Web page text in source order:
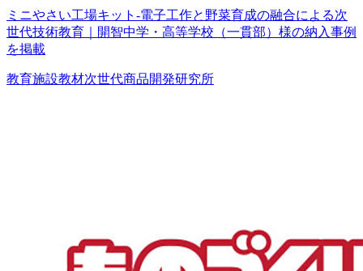
ミニやさい工場キット-電子工作と野菜育成の融合による次
世代技術教育｜開智中学・高等学校（一貫部）様の納入事例
を掲載
教育施設教材次世代商品開発研究所